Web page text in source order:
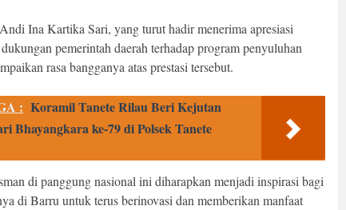
Ina Kartika Sari, yang turut hadir menerima apresiasi
pemerintah daerah terhadap program penyuluhan
rasa bangganya atas prestasi tersebut.
: Koramil Tanete Rilau Beri Kejutan
Bhayangkara ke-79 di Polsek Tanete
di panggung nasional ini diharapkan menjadi inspirasi bagi
di Barru untuk terus berinovasi dan memberikan manfaat